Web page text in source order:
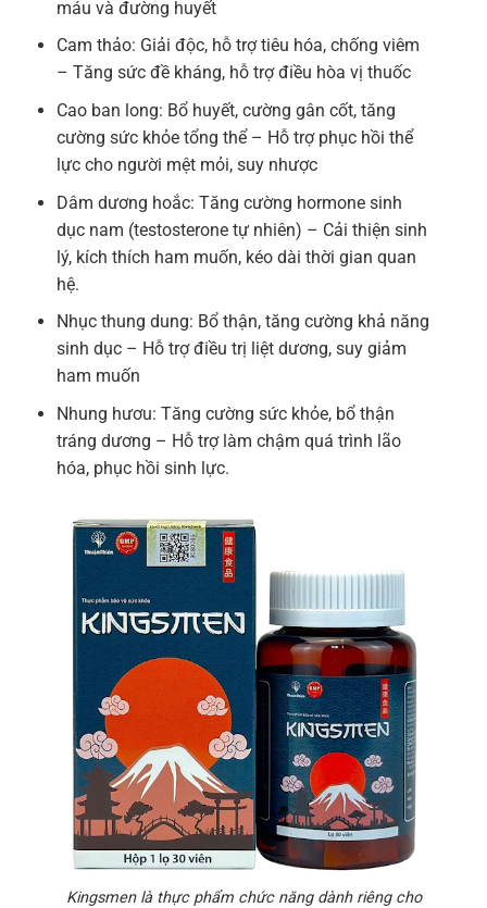
máu và đường huyết
Cam thảo: Giải độc, hỗ trợ tiêu hóa, chống viêm
– Tăng sức đề kháng, hỗ trợ điều hòa vị thuốc
Cao ban long: Bổ huyết, cường gân cốt, tăng
cường sức khỏe tổng thể – Hỗ trợ phục hồi thể
lực cho người mệt mỏi, suy nhược
Dâm dương hoắc: Tăng cường hormone sinh
dục nam (testosterone tự nhiên) – Cải thiện sinh
lý, kích thích ham muốn, kéo dài thời gian quan
hệ.
Nhục thung dung: Bổ thận, tăng cường khả năng
sinh dục – Hỗ trợ điều trị liệt dương, suy giảm
ham muốn
Nhung hươu: Tăng cường sức khỏe, bổ thận
tráng dương – Hỗ trợ làm chậm quá trình lão
hóa, phục hồi sinh lực.
Kingsmen là thực phẩm chức năng dành riêng cho